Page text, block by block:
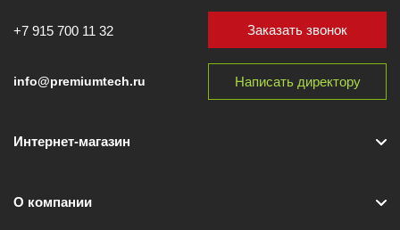
+7 915 700 11 32
info@premiumtech.ru
Заказать звонок
Написать директору
Интернет-магазин
О компании